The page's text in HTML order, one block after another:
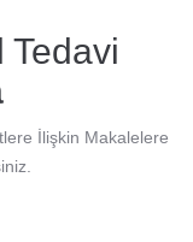
Tedavi
İlişkin Makalelere